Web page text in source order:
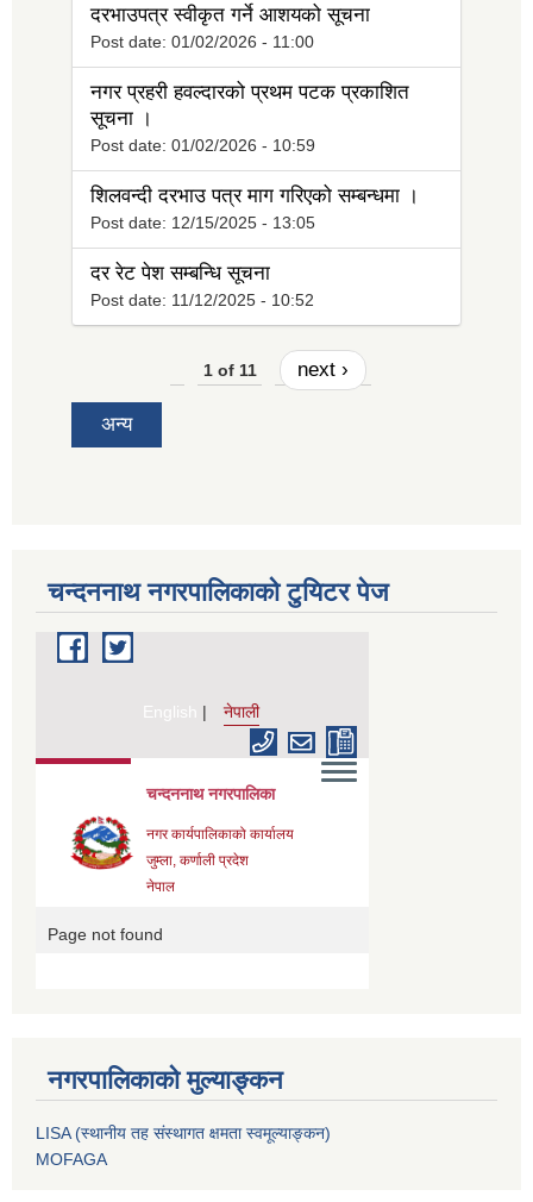
दरभाउपत्र स्वीकृत गर्ने आशयको सूचना
Post date: 01/02/2026 - 11:00
नगर प्रहरी हवल्दारको प्रथम पटक प्रकाशित
सूचना ।
Post date: 01/02/2026 - 10:59
शिलवन्दी दरभाउ पत्र माग गरिएको सम्बन्धमा ।
Post date: 12/15/2025 - 13:05
दर रेट पेश सम्बन्धि सूचना
Post date: 11/12/2025 - 10:52
1 of 11 next ›
अन्य
चन्दननाथ नगरपालिकाको टुयिटर पेज
नगरपालिकाको मुल्याङ्कन
LISA (स्थानीय तह संस्थागत क्षमता स्वमूल्याङ्कन)
MOFAGA